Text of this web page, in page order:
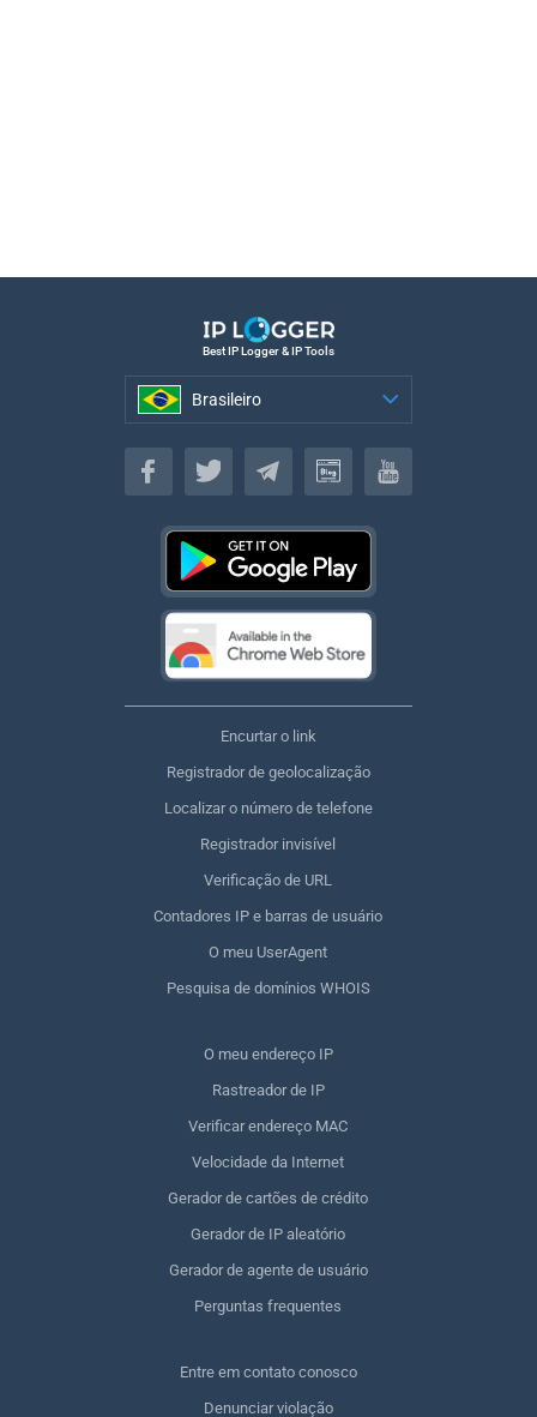
Best IP Logger & IP Tools
Brasileiro
Brasileiro
Encurtar o link
Registrador de geolocalização
Localizar o número de telefone
Registrador invisível
Verificação de URL
Contadores IP e barras de usuário
O meu UserAgent
Pesquisa de domínios WHOIS
O meu endereço IP
Rastreador de IP
Verificar endereço MAC
Velocidade da Internet
Gerador de cartões de crédito
Gerador de IP aleatório
Gerador de agente de usuário
Perguntas frequentes
Entre em contato conosco
Denunciar violação